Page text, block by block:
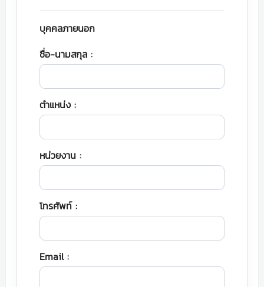
บุคคลภายนอก
ชื่อ-นามสกุล :
ตำแหน่ง :
หน่วยงาน :
โทรศัพท์ :
Email :